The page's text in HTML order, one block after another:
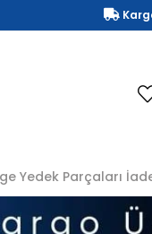
Yedek Parçaları